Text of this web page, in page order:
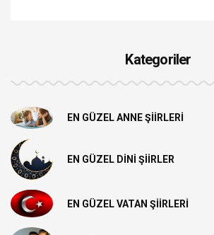
Kategoriler
EN GÜZEL ANNE ŞIIRLERI
EN GÜZEL DINI ŞIIRLER
EN GÜZEL VATAN ŞIIRLERI